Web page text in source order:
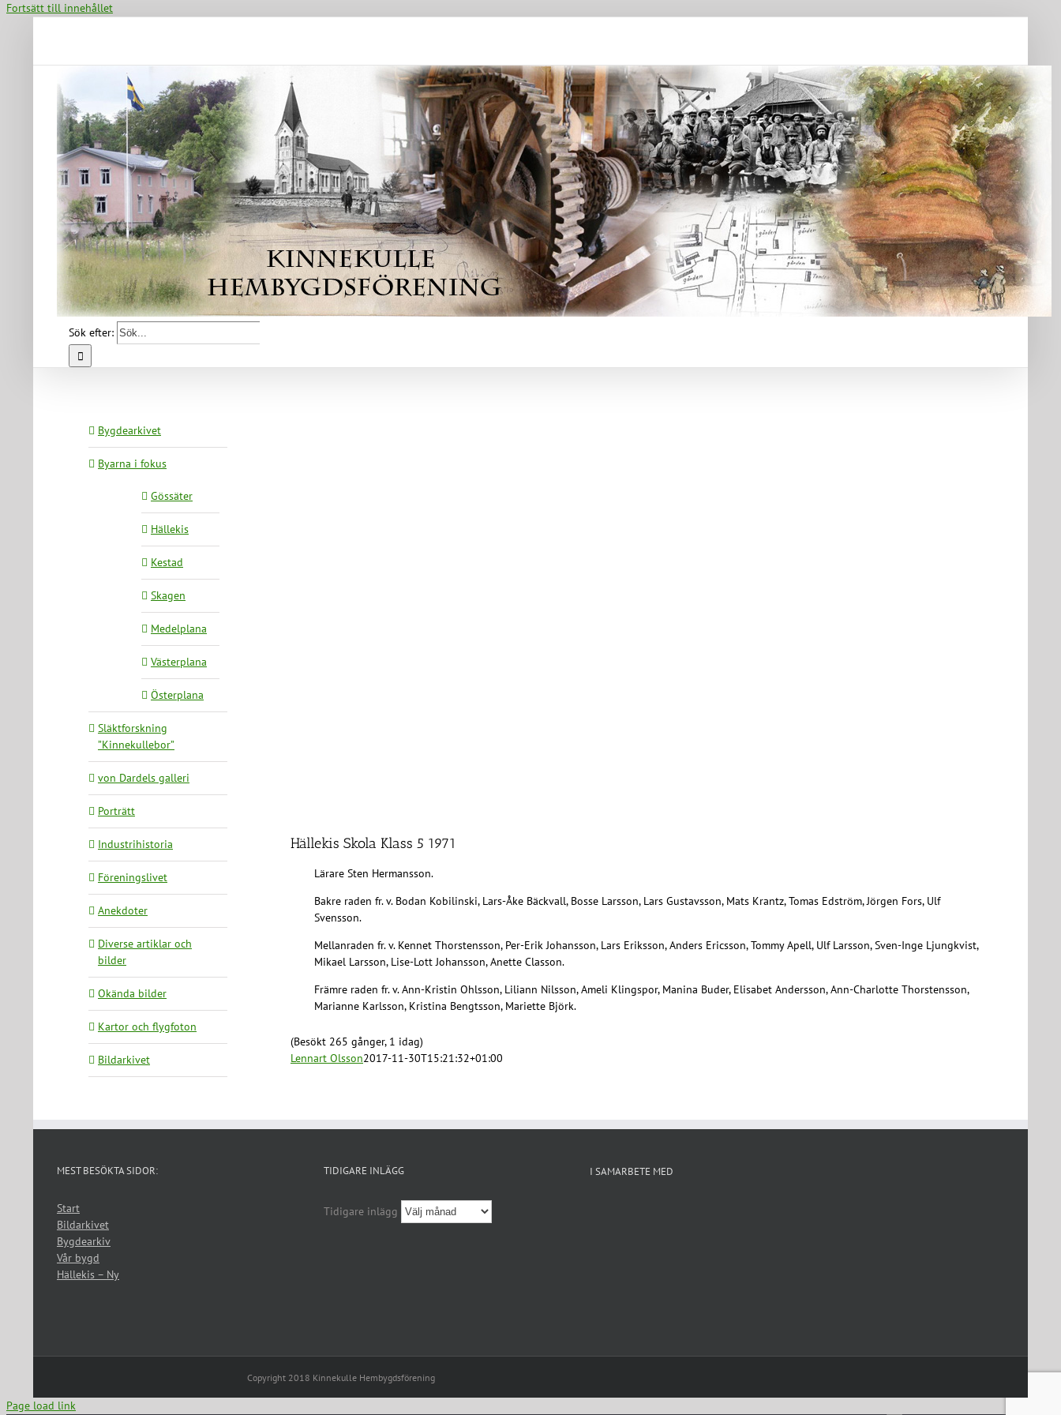
Fortsätt till innehållet
Sök efter:
Start
Vår
bygd
Bygdearkiv
Om
föreningen
Medlemskap
Kontakt
Hällekis Skola Klass 5 1971
Lärare Sten Hermansson.
Bakre raden fr. v. Bodan Kobilinski, Lars-Åke Bäckvall, Bosse Larsson, Lars Gustavsson, Mats Krantz, Tomas Edström, Jörgen Fors, Ulf
Svensson.
Mellanraden fr. v. Kennet Thorstensson, Per-Erik Johansson, Lars Eriksson, Anders Ericsson, Tommy Apell, Ulf Larsson, Sven-Inge Ljungkvist,
Mikael Larsson, Lise-Lott Johansson, Anette Classon.
Främre raden fr. v. Ann-Kristin Ohlsson, Liliann Nilsson, Ameli Klingspor, Manina Buder, Elisabet Andersson, Ann-Charlotte Thorstensson,
Marianne Karlsson, Kristina Bengtsson, Mariette Björk.
(Besökt 265 gånger, 1 idag)
Lennart Olsson2017-11-30T15:21:32+01:00
Bygdearkivet
Byarna i fokus
Gössäter
Hällekis
Kestad
Skagen
Medelplana
Västerplana
Österplana
Släktforskning
”Kinnekullebor”
von Dardels galleri
Porträtt
Industrihistoria
Föreningslivet
Anekdoter
Diverse artiklar och
bilder
Okända bilder
Kartor och flygfoton
Bildarkivet
MEST BESÖKTA SIDOR:
Start
Bildarkivet
Bygdearkiv
Vår bygd
Hällekis – Ny
TIDIGARE INLÄGG
Tidigare inlägg
I SAMARBETE MED
Copyright 2018 Kinnekulle Hembygdsförening
Page load link